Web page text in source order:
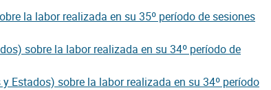
la labor realizada en su 35º período de sesiones
sobre la labor realizada en su 34º período de
Estados) sobre la labor realizada en su 34º período